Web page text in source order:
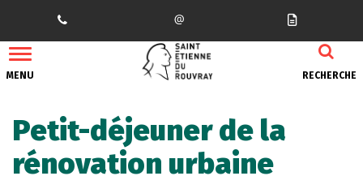
MENU RECHERCHE
Petit-déjeuner de la
rénovation urbaine